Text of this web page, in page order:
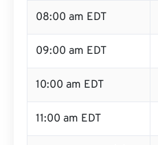
08:00 am EDT
09:00 am EDT
10:00 am EDT
11:00 am EDT